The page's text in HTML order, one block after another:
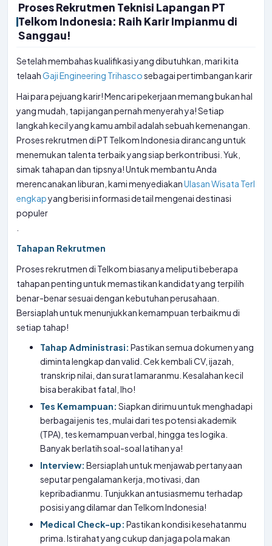
Proses Rekrutmen Teknisi Lapangan PT
Telkom Indonesia: Raih Karir Impianmu di
Sanggau!
Setelah membahas kualifikasi yang dibutuhkan, mari kita
telaahGaji Engineering Trihascosebagai pertimbangan karir
Hai para pejuang karir! Mencari pekerjaan memang bukan hal
yang mudah, tapi jangan pernah menyerah ya! Setiap
langkah kecil yang kamu ambil adalah sebuah kemenangan.
Proses rekrutmen di PT Telkom Indonesia dirancang untuk
menemukan talenta terbaik yang siap berkontribusi. Yuk,
simak tahapan dan tipsnya! Untuk membantu Anda
merencanakan liburan, kami menyediakanUlasan Wisata Terl
engkapyang berisi informasi detail mengenai destinasi
populer
Tahapan Rekrutmen
Proses rekrutmen di Telkom biasanya meliputi beberapa
tahapan penting untuk memastikan kandidat yang terpilih
benar-benar sesuai dengan kebutuhan perusahaan.
Bersiaplah untuk menunjukkan kemampuan terbaikmu di
setiap tahap!
Tahap Administrasi: Pastikan semua dokumen yang
diminta lengkap dan valid. Cek kembali CV, ijazah,
transkrip nilai, dan surat lamaranmu. Kesalahan kecil
bisa berakibat fatal, lho!
Tes Kemampuan: Siapkan dirimu untuk menghadapi
berbagai jenis tes, mulai dari tes potensi akademik
(TPA), tes kemampuan verbal, hingga tes logika.
Banyak berlatih soal-soal latihan ya!
Interview: Bersiaplah untuk menjawab pertanyaan
seputar pengalaman kerja, motivasi, dan
kepribadianmu. Tunjukkan antusiasmemu terhadap
posisi yang dilamar dan Telkom Indonesia!
Medical Check-up: Pastikan kondisi kesehatanmu
prima. Istirahat yang cukup dan jaga pola makan